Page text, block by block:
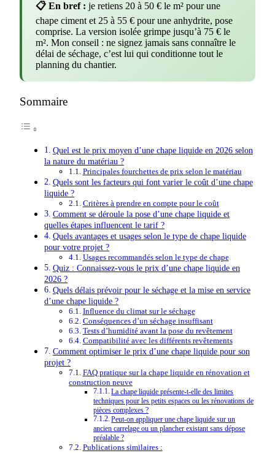
📋 En bref : je retiens 20 à 50 € le m² pour une
chape ciment et 25 à 55 € pour une anhydrite, pose
comprise. La version isolée grimpe jusqu’à 75 € le
m². Mon conseil : ne signez jamais sans connaître le
délai de séchage, c’est lui qui conditionne tout le
planning du chantier.
Sommaire
Quel est le prix moyen d’une chape liquide en 2026 selon
la nature du matériau ?
Principales fourchettes de prix selon le matériau
Quels sont les facteurs qui font varier le coût d’une chape
liquide ?
Critères à prendre en compte pour le coût
Comment se déroule la pose d’une chape liquide et
quelles étapes influencent le tarif ?
Quels avantages et usages selon le type de chape liquide
pour votre projet ?
Usages recommandés selon le type de chape
Quiz : Connaissez-vous le prix d’une chape liquide en
2026 ?
Quels délais prévoir pour le séchage et la mise en service
d’une chape liquide ?
Influence du climat sur le séchage
Conséquences d’un séchage insuffisant
Tests d’humidité avant la pose du revêtement
Compatibilité avec les différents revêtements
Comment optimiser le prix d’une chape liquide pour son
projet ?
FAQ pratique sur la chape liquide en rénovation et
construction neuve
La chape liquide présente-t-elle des limites
techniques pour les petits espaces ou les rénovations de
pièces complexes ?
Peut-on appliquer une chape liquide sur un
ancien carrelage ou un plancher existant sans dépose
préalable ?
Publications similaires :